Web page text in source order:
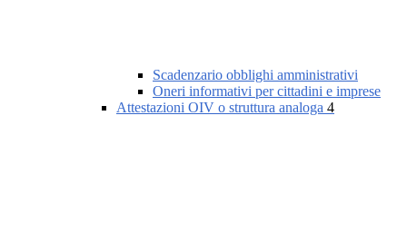
Scadenzario obblighi amministrativi
Oneri informativi per cittadini e imprese
Attestazioni OIV o struttura analoga 4